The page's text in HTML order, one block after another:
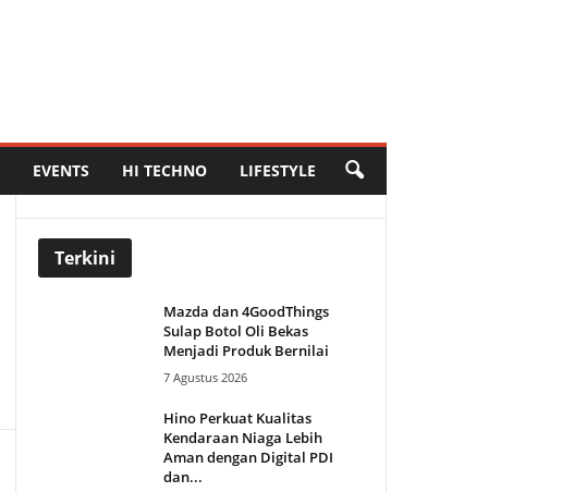
EVENTS HI TECHNO LIFESTYLE
Terkini
Mazda dan 4GoodThings
Sulap Botol Oli Bekas
Menjadi Produk Bernilai
7 Agustus 2026
Hino Perkuat Kualitas
Kendaraan Niaga Lebih
Aman dengan Digital PDI
dan...